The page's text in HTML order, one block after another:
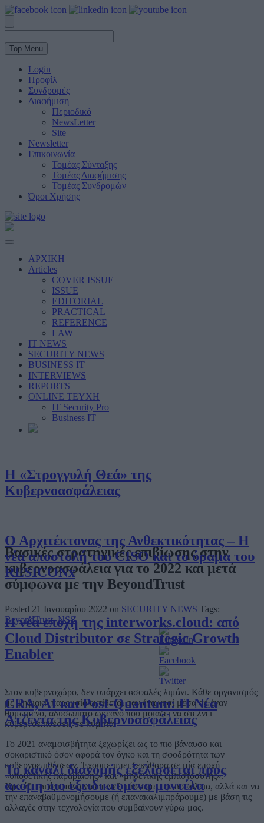
Top Menu
Login
Προφίλ
Συνδρομές
Διαφήμιση
Περιοδικό
NewsLetter
Site
Newsletter
Επικοινωνία
Τομέας Σύνταξης
Τομέας Διαφήμισης
Τομέας Συνδρομών
Όροι Χρήσης
ΑΡΧΙΚΗ
Articles
COVER ISSUE
ISSUE
EDITORIAL
PRACTICAL
REFERENCE
LAW
IT NEWS
SECURITY NEWS
BUSINESS IT
INTERVIEWS
REPORTS
ONLINE ΤΕΥΧΗ
IT Security Pro
Business IT
Η «Στρογγυλή Θεά» της
Κυβερνοασφάλειας
Ο Αρχιτέκτονας της Ανθεκτικότητας – Η
νέα αποστολή του CISO και το όραμα του
RESICONx
Η νέα εποχή της interworks.cloud: από
Cloud Distributor σε Strategic Growth
Enabler
CRA, AI και Post-Quantum: Η Νέα
Ατζέντα της Κυβερνοασφάλειας
Το κανάλι διανομής εξελίσσεται προς
ακόμη πιο εξειδικευμένα μοντέλα
Βασικές στρατηγικές επιβίωσης στην
κυβερνοασφάλεια για το 2022 και μετά
σύμφωνα με την BeyondTrust
Posted 21 Ιανουαρίου 2022 on SECURITY NEWS Tags:
BeyondTrust,NSS
Στον κυβερνοχώρο, δεν υπάρχει ασφαλές λιμάνι. Κάθε οργανισμός
με ψηφιακή παρουσία εκτίθεται σαν ένα νησί μέσα σε έναν
θυμωμένο, αδυσώπητο ωκεανό που μοιάζει να στέλνει
κυβερνοεπιθέσεις σε κύματα.
Το 2021 αναμφισβήτητα ξεχωρίζει ως το πιο βάναυσο και
σοκαριστικό όσον αφορά τον όγκο και τη σφοδρότητα των
κυβερνοεπιθέσεων. Έχουμε μπει ξεκάθαρα σε μία εποχή
«υποθετικής παραβίασης» και «μηδενικής εμπιστοσύνης».
Χρειάζεται όχι μόνο να επανεξετάσουμε την ασφάλεια, αλλά και να
την επαναβαθμονομήσουμε (ή επανακαλιμπράρουμε) με βάση τις
αλλαγές στην τεχνολογία που συμβαίνουν γύρω μας.